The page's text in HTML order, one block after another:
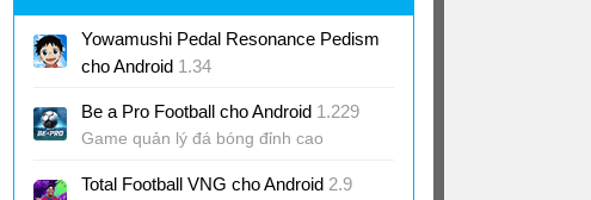
Yowamushi Pedal Resonance Pedism
cho Android 1.34
trường anime
Be a Pro Football cho Android 1.229
Game quản lý đá bóng đỉnh cao
Total Football VNG cho Android 2.9